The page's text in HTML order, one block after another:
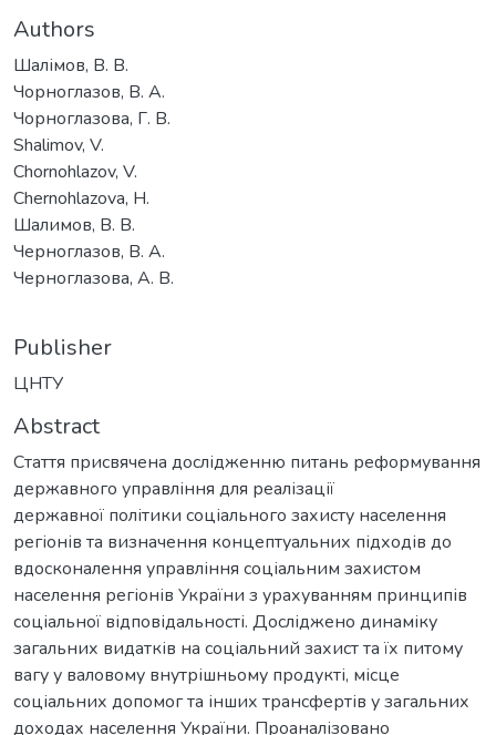
Authors
Шалімов, В. В.
Чорноглазов, В. А.
Чорноглазова, Г. В.
Shalimov, V.
Сhornohlazov, V.
Chernohlazova, H.
Шалимов, В. В.
Черноглазов, В. А.
Черноглазова, А. В.
Publisher
ЦНТУ
Abstract
Стаття присвячена дослідженню питань реформування
державного управління для реалізації
державної політики соціального захисту населення
регіонів та визначення концептуальних підходів до
вдосконалення управління соціальним захистом
населення регіонів України з урахуванням принципів
соціальної відповідальності. Досліджено динаміку
загальних видатків на соціальний захист та їх питому
вагу у валовому внутрішньому продукті, місце
соціальних допомог та інших трансфертів у загальних
доходах населення України. Проаналізовано